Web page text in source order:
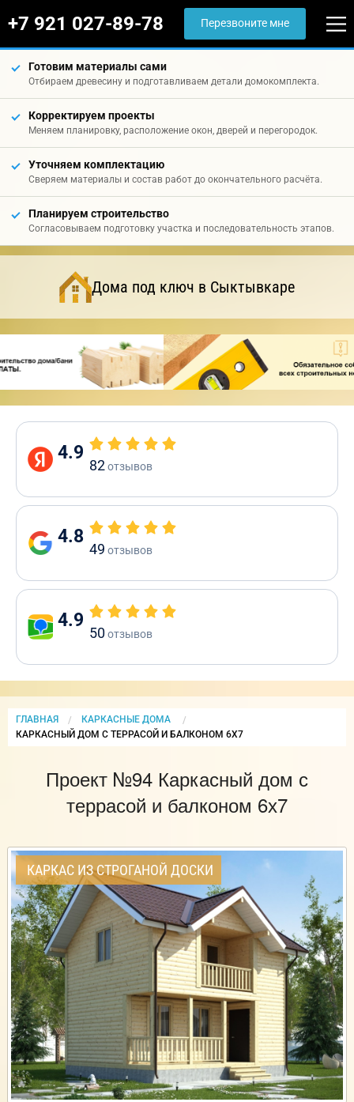
+7 921 027-89-78 Перезвоните мне
Готовим материалы сами
Отбираем древесину и подготавливаем детали домокомплекта.
Корректируем проекты
Меняем планировку, расположение окон, дверей и перегородок.
Уточняем комплектацию
Сверяем материалы и состав работ до окончательного расчёта.
Планируем строительство
Согласовываем подготовку участка и последовательность этапов.
Дома под ключ в Сыктывкаре
4.9
82отзывов
4.8
49 отзывов
4.9
50отзывов
ГЛАВНАЯ
КАРКАСНЫЕ ДОМА
CURRENT:
КАРКАСНЫЙ ДОМ С ТЕРРАСОЙ И БАЛКОНОМ 6Х7
Проект №94 Каркасный дом с
террасой и балконом 6х7
КАРКАС ИЗ СТРОГАНОЙ ДОСКИ